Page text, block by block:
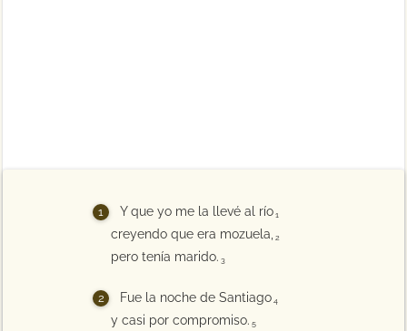
Y que yo me la llevé al río 1
creyendo que era mozuela, 2
pero tenía marido. 3
Fue la noche de Santiago 4
y casi por compromiso. 5